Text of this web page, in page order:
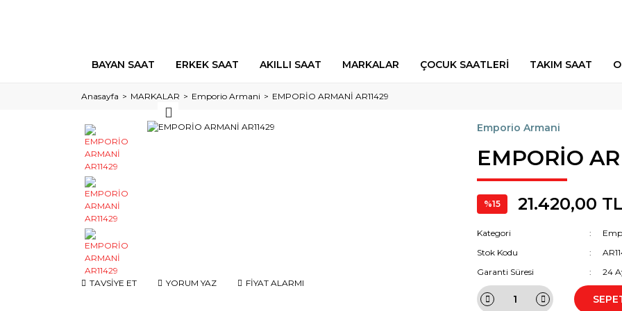
BAYAN SAAT ERKEK SAAT AKILLI SAAT MARKALAR ÇOCUK SAATLERİ TAKIM SAAT
Anasayfa MARKALAR Emporio Armani EMPORİO ARMANİ AR11429
TAVSİYE ET YORUM YAZ FİYAT ALARMI
Emporio Armani
EMPORİO
%15 21.420,00
Kategori
Stok Kodu
Garanti Süresi
24